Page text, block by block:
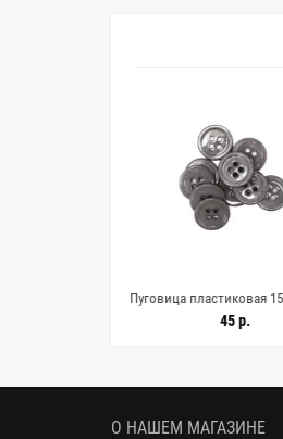
Пуговица пластиковая
(Е-3) 9062677
45 р.
О НАШЕМ МАГАЗИНЕ